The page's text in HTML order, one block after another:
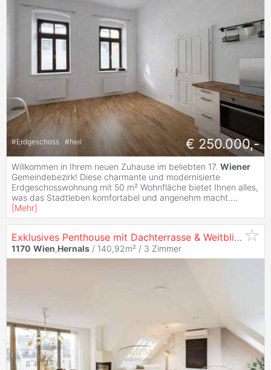
#Erdgeschoss #hell € 250.000,-
Willkommen in Ihrem neuen Zuhause im beliebten 17. Wiener
Gemeindebezirk! Diese charmante und modernisierte
Erdgeschosswohnung mit 50 m² Wohnfläche bietet Ihnen alles,
was das Stadtleben komfortabel und angenehm macht....
[Mehr]
Exklusives Penthouse mit Dachterrasse & Weitblick – Erstbezug in
1170 Wien,Hernals / 140,92m² / 3 Zimmer